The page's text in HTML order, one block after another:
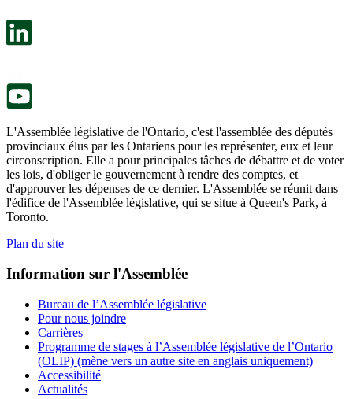
L'Assemblée législative de l'Ontario, c'est l'assemblée des députés
provinciaux élus par les Ontariens pour les représenter, eux et leur
circonscription. Elle a pour principales tâches de débattre et de voter
les lois, d'obliger le gouvernement à rendre des comptes, et
d'approuver les dépenses de ce dernier. L'Assemblée se réunit dans
l'édifice de l'Assemblée législative, qui se situe à Queen's Park, à
Toronto.
Plan du site
Information sur l'Assemblée
Bureau de l’Assemblée législative
Pour nous joindre
Carrières
Programme de stages à l’Assemblée législative de l’Ontario
(OLIP) (mène vers un autre site en anglais uniquement)
Accessibilité
Actualités